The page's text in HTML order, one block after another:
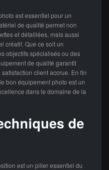
est essentiel pour un
de qualité permet non
et détaillées, mais aussi
créatif. Que ce soit un
objectifs spécialisés ou des
de qualité garantit
client accrue. En fin
bon équipement photo est un
dans le domaine de la
de
est un pilier essentiel du